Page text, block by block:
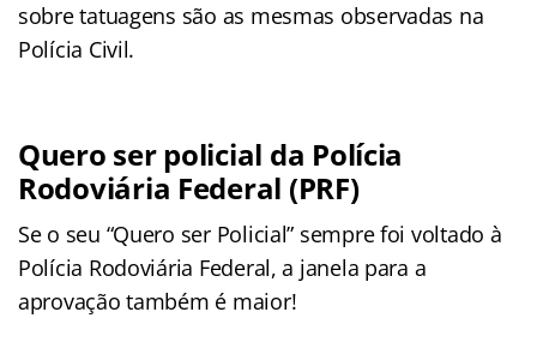
sobre tatuagens são as mesmas observadas na
Polícia Civil.
Quero ser policial da Polícia
Rodoviária Federal (PRF)
Se o seu “Quero ser Policial” sempre foi voltado à
Polícia Rodoviária Federal, a janela para a
aprovação também é maior!